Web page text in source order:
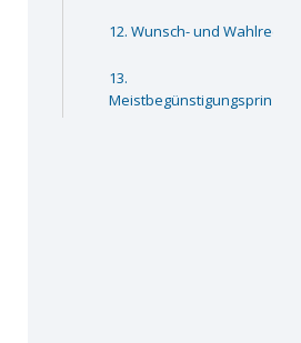
Wunsch- und Wahlrecht
Meistbegünstigungsprinzip